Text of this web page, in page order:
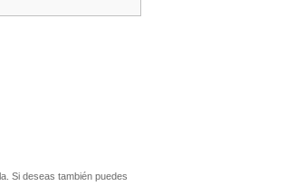
Si deseas también puedes